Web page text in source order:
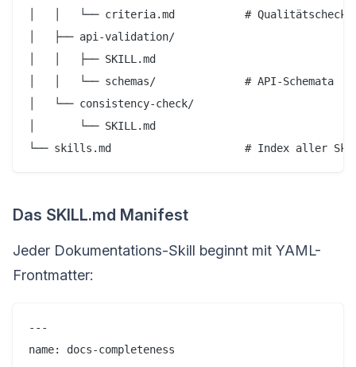
│   │   └── criteria.md           #
│   ├── api-validation/
│   │   ├── SKILL.md
│   │   └── schemas/              # API-Schemata
│   └── consistency-check/
│       └── SKILL.md
Das SKILL.md Manifest
Jeder Dokumentations-Skill beginnt mit YAML-
Frontmatter:
---
name: docs-completeness